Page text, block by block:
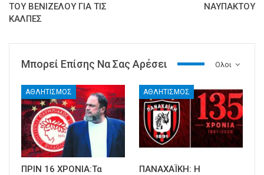
ΤΟΥ ΒΕΝΙΖΕΛΟΥ ΓΙΑ ΤΙΣ
ΚΑΛΠΕΣ
ΝΑΥΠΑΚΤΟΥ
Ολοι
Μπορεί Επίσης Να Σας Αρέσει
ΑΘΛΗΤΙΣΜΟΣ
ΠΡΙΝ 16 ΧΡΟΝΙΑ:Τα
ΑΘΛΗΤΙΣΜΟΣ
ΠΑΝΑΧΑΪΚΗ: Η